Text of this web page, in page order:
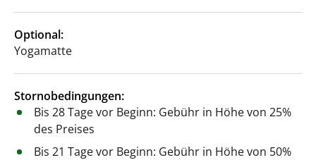
Optional:
Yogamatte
Stornobedingungen:
Bis 28 Tage vor Beginn: Gebühr in Höhe von 25%
des Preises
Bis 21 Tage vor Beginn: Gebühr in Höhe von 50%